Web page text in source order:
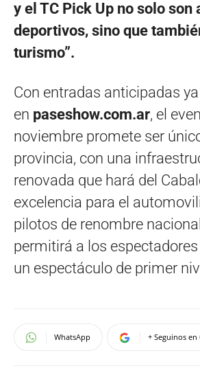
y el TC Pick Up no solo son
deportivos, sino que
turismo”.
Con entradas anticipadas
en paseshow.com.ar, el
noviembre promete ser
provincia, con una
renovada que hará del
excelencia para el
pilotos de renombre
permitirá a los
un espectáculo de primer
WhatsApp + Seguinos en